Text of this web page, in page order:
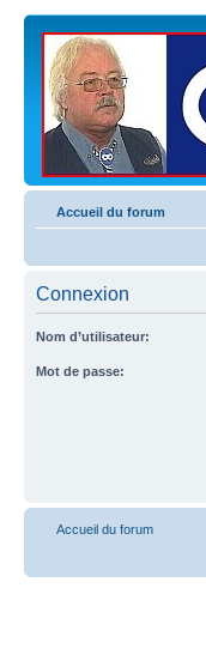
Accueil du forum
Connexion
Nom d’utilisateur:
Mot de passe:
Accueil du forum